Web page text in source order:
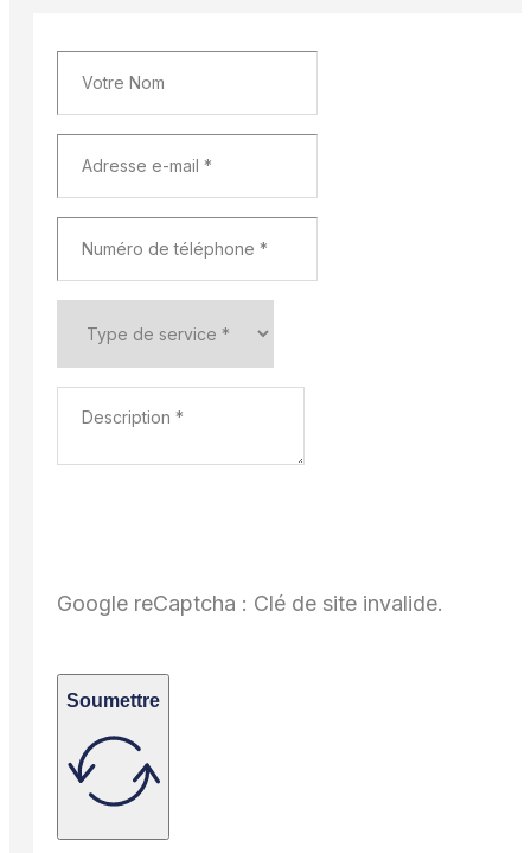
Google reCaptcha : Clé de site invalide.
Soumettre